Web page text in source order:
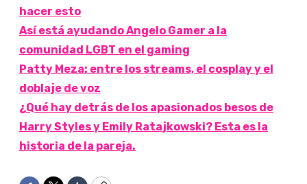
hacer esto
Así está ayudando Angelo Gamer a la
comunidad LGBT en el gaming
Patty Meza: entre los streams, el cosplay y el
doblaje de voz
¿Qué hay detrás de los apasionados besos de
Harry Styles y Emily Ratajkowski? Esta es la
historia de la pareja.